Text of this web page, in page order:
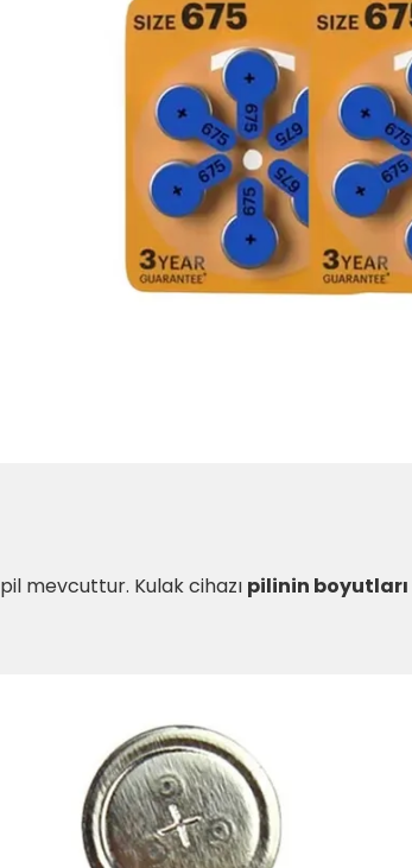
mevcuttur. Kulak cihazı pilinin boyutları